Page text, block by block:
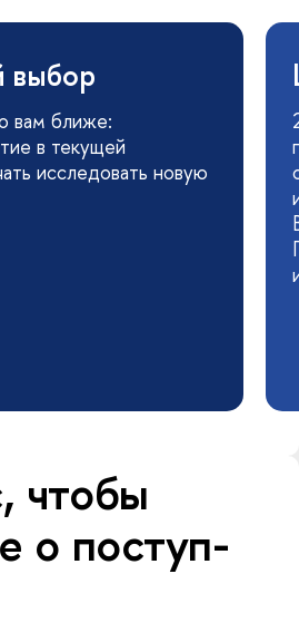
выбор
вам ближе:
в текущей
исследовать новую
чтобы
о поступ­